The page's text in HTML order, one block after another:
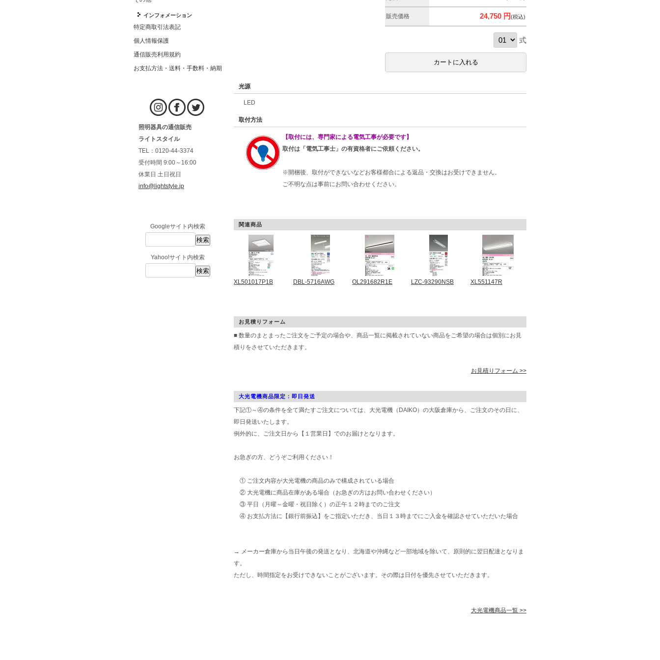
インフォメーション
特定商取引法表記
個人情報保護
通信販売利用規約
お支払方法・送料・手数料・納期
照明器具の通信販売
ライトスタイル
TEL：0120-44-3374
受付時間 9:00～16:00
休業日 土日祝日
info@lightstyle.jp
Googleサイト内検索
Yahoo!サイト内検索
販売価格 24,750 円(税込)
式
光源
LED
取付方法
【取付には、専門家による電気工事が必要です】
取付は「電気工事士」の有資格者にご依頼ください。
※開梱後、取付ができないなどお客様都合による返品・交換はお受けできません。
ご不明な点は事前にお問い合わせください。
関連商品
XL501017P1B DBL-5716AWG OL291682R1E LZC-93290NSB XL551147R
お見積りフォーム
■ 数量のまとまったご注文をご予定の場合や、商品一覧に掲載されていない商品をご希望の場合は個別にお見
積りをさせていただきます。
お見積りフォーム >>
大光電機商品限定：即日発送
下記①～④の条件を全て満たすご注文については、大光電機（DAIKO）の大阪倉庫から、ご注文のその日に、
即日発送いたします。
例外的に、ご注文日から【１営業日】でのお届けとなります。
お急ぎの方、どうぞご利用ください！
① ご注文内容が大光電機の商品のみで構成されている場合
② 大光電機に商品在庫がある場合（お急ぎの方はお問い合わせください）
③ 平日（月曜～金曜・祝日除く）の正午１２時までのご注文
④ お支払方法に【銀行前振込】をご指定いただき、当日１３時までにご入金を確認させていただいた場合
→ メーカー倉庫から当日午後の発送となり、北海道や沖縄など一部地域を除いて、原則的に翌日配達となりま
す。
ただし、時間指定をお受けできないことがございます。その際は日付を優先させていただきます。
大光電機商品一覧 >>